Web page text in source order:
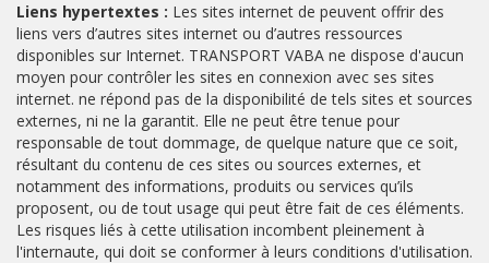
Liens hypertextes : Les sites internet de peuvent offrir des
liens vers d’autres sites internet ou d’autres ressources
disponibles sur Internet. TRANSPORT VABA ne dispose d'aucun
moyen pour contrôler les sites en connexion avec ses sites
internet. ne répond pas de la disponibilité de tels sites et sources
externes, ni ne la garantit. Elle ne peut être tenue pour
responsable de tout dommage, de quelque nature que ce soit,
résultant du contenu de ces sites ou sources externes, et
notamment des informations, produits ou services qu’ils
proposent, ou de tout usage qui peut être fait de ces éléments.
Les risques liés à cette utilisation incombent pleinement à
l'internaute, qui doit se conformer à leurs conditions d'utilisation.